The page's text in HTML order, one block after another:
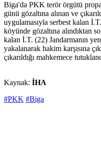
Biga'da PKK terör örgütü
günü gözaltına alınan ve
uygulamasıyla serbest kalan
köyünde gözaltına alındıktan
kalan İ.T. (22) Jandarmanın
yakalanarak hakim karşısına
çıkarıldığı mahkemece
Kaynak: İHA
#PKK #Biga